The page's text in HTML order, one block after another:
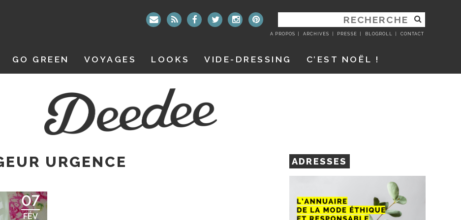
RECHERCHER
:
A PROPOS ARCHIVES PRESSE BLOGROLL CONTACT
GO GREEN VOYAGES LOOKS VIDE-DRESSING C’EST NOËL !
URGENCE
07
FÉV
ADRESSES